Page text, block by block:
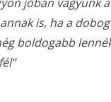
is, ha a
boldogabb